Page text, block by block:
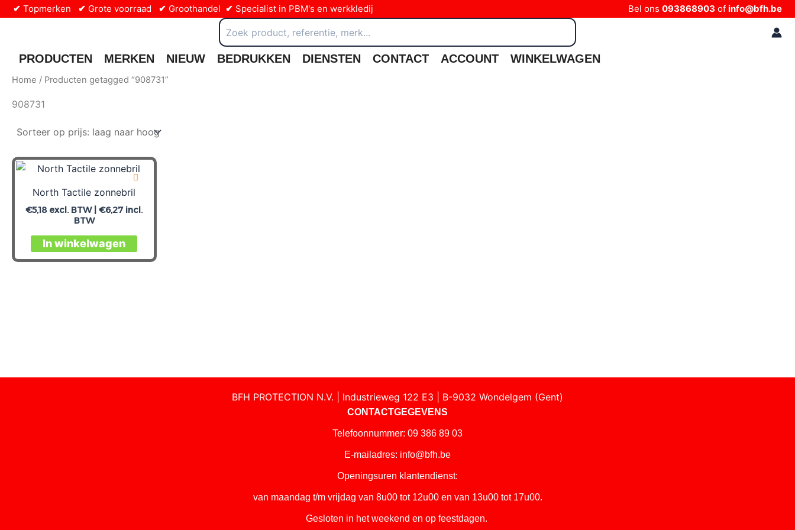
inhoud
✔ Topmerken ✔ Grote voorraad ✔ Groothandel ✔ Specialist in PBM's en werkkledij Bel ons 093868903 of info@bfh.be
Zoeken
naar:
PRODUCTEN MERKEN NIEUW BEDRUKKEN DIENSTEN CONTACT ACCOUNT WINKELWAGEN
Home / Producten getagged “908731”
908731
North Tactile zonnebril
€5,18excl. BTW |€6,27 incl.
BTW
In winkelwagen
BFH PROTECTION N.V. | Industrieweg 122 E3 | B-9032 Wondelgem (Gent)
CONTACTGEGEVENS
Telefoonnummer: 09 386 89 03
E-mailadres: info@bfh.be
Openingsuren klantendienst:
van maandag t/m vrijdag van 8u00 tot 12u00 en van 13u00 tot 17u00.
Gesloten in het weekend en op feestdagen.